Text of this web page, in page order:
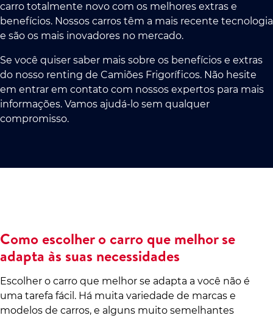
carro totalmente novo com os melhores extras e
benefícios. Nossos carros têm a mais recente tecnologia
e são os mais inovadores no mercado.
Se você quiser saber mais sobre os benefícios e extras
do nosso renting de Camiões Frigoríficos. Não hesite
em entrar em contato com nossos expertos para mais
informações. Vamos ajudá-lo sem qualquer
compromisso.
Como escolher o carro que melhor se
adapta às suas necessidades
Escolher o carro que melhor se adapta a você não é
uma tarefa fácil. Há muita variedade de marcas e
modelos de carros, e alguns muito semelhantes